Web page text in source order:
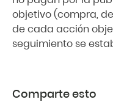
objetivo (compra,
de cada acción
seguimiento se
Comparte esto